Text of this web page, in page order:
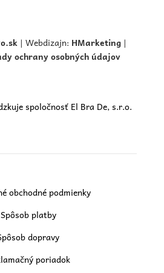
sk| Webdizajn: HMarketing |
ochrany osobných údajov
spoločnosť El Bra De, s.r.o.
obchodné podmienky
Spôsob platby
dopravy
poriadok